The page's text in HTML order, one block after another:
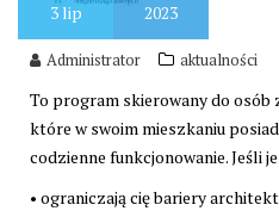
3lip 2023
Administrator aktualności
To program skierowany do osób
które w swoim mieszkaniu
codzienne funkcjonowanie. Jeśli
• ograniczają cię bariery